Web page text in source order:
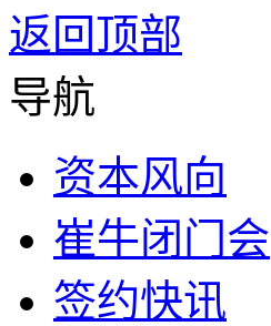
返回顶部
导航
资本风向
崔牛闭门会
签约快讯